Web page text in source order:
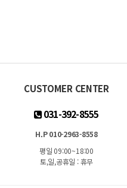
CUSTOMER CENTER
031-392-8555
H.P 010-2963-8558
평일 09:00~18:00
토,일,공휴일 : 휴무